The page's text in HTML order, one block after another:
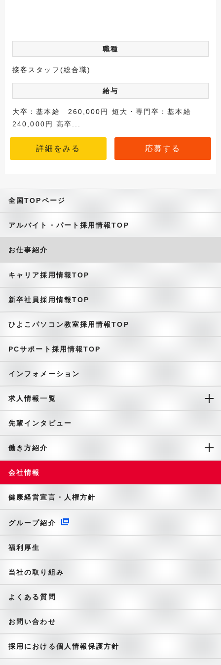
職種
接客スタッフ(総合職)
給与
大卒：基本給 260,000円 短大・専門卒：基本給
240,000円 高卒...
詳細をみる 応募する
全国TOPページ
アルバイト・パート採用情報TOP
お仕事紹介
キャリア採用情報TOP
新卒社員採用情報TOP
ひよこパソコン教室採用情報TOP
PCサポート採用情報TOP
インフォメーション
求人情報一覧
先輩インタビュー
働き方紹介
会社情報
健康経営宣言・人権方針
グループ紹介
福利厚生
当社の取り組み
よくある質問
お問い合わせ
採用における個人情報保護方針